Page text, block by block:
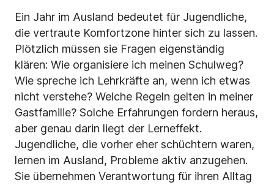
Ein Jahr im Ausland bedeutet für Jugendliche,
die vertraute Komfortzone hinter sich zu lassen.
Plötzlich müssen sie Fragen eigenständig
klären: Wie organisiere ich meinen Schulweg?
Wie spreche ich Lehrkräfte an, wenn ich etwas
nicht verstehe? Welche Regeln gelten in meiner
Gastfamilie? Solche Erfahrungen fordern heraus,
aber genau darin liegt der Lerneffekt.
Jugendliche, die vorher eher schüchtern waren,
lernen im Ausland, Probleme aktiv anzugehen.
Sie übernehmen Verantwortung für ihren Alltag